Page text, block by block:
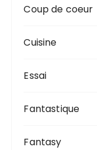
Coup de coeur
Cuisine
Essai
Fantastique
Fantasy